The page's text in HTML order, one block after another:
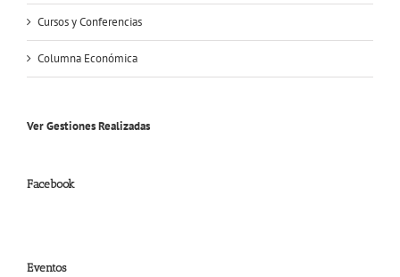
Cursos y Conferencias
Columna Económica
Ver Gestiones Realizadas
Facebook
Eventos